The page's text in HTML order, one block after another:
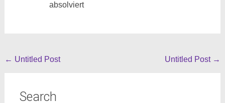
absolviert
Beitragsnavigation
← Untitled Post Untitled Post →
Search